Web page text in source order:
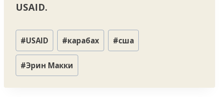
USAID.
Метки
записи:
#USAID #карабах #сша
#Эрин Макки